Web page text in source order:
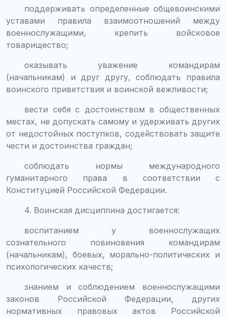
поддерживать определенные общевоинскими
уставами правила взаимоотношений между
военнослужащими, крепить войсковое
товарищество;
оказывать уважение командирам
(начальникам) и друг другу, соблюдать правила
воинского приветствия и воинской вежливости;
вести себя с достоинством в общественных
местах, не допускать самому и удерживать других
от недостойных поступков, содействовать защите
чести и достоинства граждан;
соблюдать нормы международного
гуманитарного права в соответствии с
Конституцией Российской Федерации.
4. Воинская дисциплина достигается:
воспитанием у военнослужащих
сознательного повиновения командирам
(начальникам), боевых, морально-политических и
психологических качеств;
знанием и соблюдением военнослужащими
законов Российской Федерации, других
нормативных правовых актов Российской